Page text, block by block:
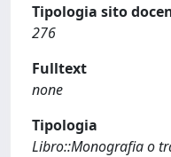
Tipologia sito
276
Fulltext
none
Tipologia
Libro::Monografia o